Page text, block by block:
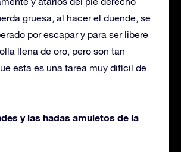
gruesa, al hacer el duende, se
por escapar y para ser libere
llena de oro, pero son tan
esta es una tarea muy difícil de
y las hadas amuletos de la